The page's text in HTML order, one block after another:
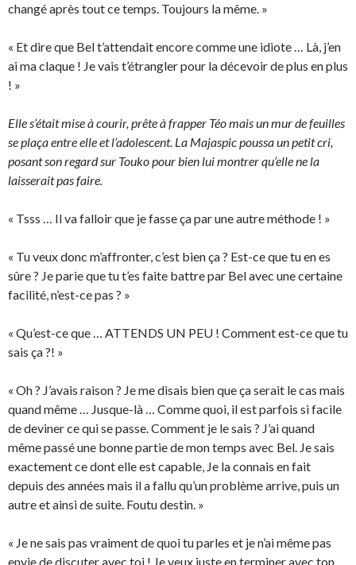
changé après tout ce temps. Toujours la même. »
« Et dire que Bel t’attendait encore comme une idiote … Là, j’en
ai ma claque ! Je vais t’étrangler pour la décevoir de plus en plus
! »
Elle s’était mise à courir, prête à frapper Téo mais un mur de feuilles
se plaça entre elle et l’adolescent. La Majaspic poussa un petit cri,
posant son regard sur Touko pour bien lui montrer qu’elle ne la
laisserait pas faire.
« Tsss … Il va falloir que je fasse ça par une autre méthode ! »
« Tu veux donc m’affronter, c’est bien ça ? Est-ce que tu en es
sûre ? Je parie que tu t’es faite battre par Bel avec une certaine
facilité, n’est-ce pas ? »
« Qu’est-ce que … ATTENDS UN PEU ! Comment est-ce que tu
sais ça ?! »
« Oh ? J’avais raison ? Je me disais bien que ça serait le cas mais
quand même … Jusque-là … Comme quoi, il est parfois si facile
de deviner ce qui se passe. Comment je le sais ? J’ai quand
même passé une bonne partie de mon temps avec Bel. Je sais
exactement ce dont elle est capable, Je la connais en fait
depuis des années mais il a fallu qu’un problème arrive, puis un
autre et ainsi de suite. Foutu destin. »
« Je ne sais pas vraiment de quoi tu parles et je n’ai même pas
envie de discuter avec toi ! Je veux juste en terminer avec ton